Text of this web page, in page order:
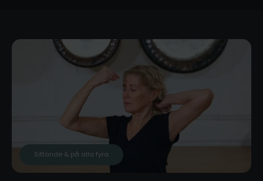
Sittande & på alla fyra